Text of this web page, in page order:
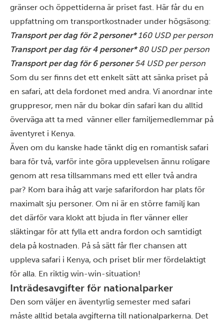
gränser och öppettiderna är priset fast. Här får du en
uppfattning om transportkostnader under högsäsong:
Transport per dag för 2 personer* 160 USD per person
Transport per dag för 4 personer* 80 USD per person
Transport per dag för 6 personer 54 USD per person
Som du ser finns det ett enkelt sätt att sänka priset på
en safari, att dela fordonet med andra. Vi anordnar inte
gruppresor, men när du bokar din safari kan du alltid
överväga att ta med vänner eller familjemedlemmar på
äventyret i Kenya.
Även om du kanske hade tänkt dig en romantisk safari
bara för två, varför inte göra upplevelsen ännu roligare
genom att resa tillsammans med ett eller två andra
par? Kom bara ihåg att varje safarifordon har plats för
maximalt sju personer. Om ni är en större familj kan
det därför vara klokt att bjuda in fler vänner eller
släktingar för att fylla ett andra fordon och samtidigt
dela på kostnaden. På så sätt får fler chansen att
uppleva safari i Kenya, och priset blir mer fördelaktigt
för alla. En riktig win-win-situation!
Inträdesavgifter för nationalparker
Den som väljer en äventyrlig semester med safari
måste alltid betala avgifterna till nationalparkerna. Det